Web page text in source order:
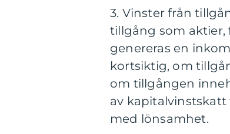
3. Vinster från
tillgång som aktier,
genereras en
kortsiktig, om
om tillgången
av
med lönsamhet.